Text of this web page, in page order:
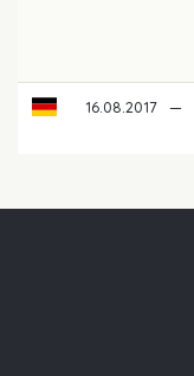
16.08.2017 —